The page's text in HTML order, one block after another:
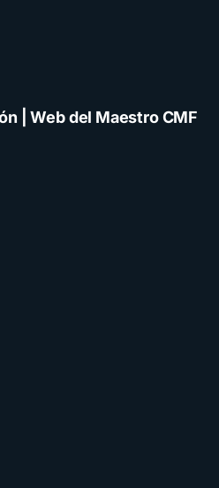
| Web del Maestro CMF